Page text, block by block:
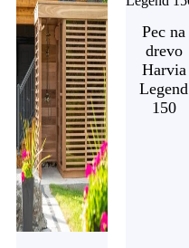
Pec na
drevo
Harvia
Legend
150